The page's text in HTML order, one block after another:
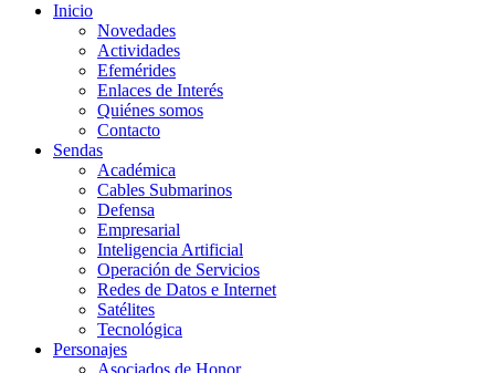
Inicio
Novedades
Actividades
Efemérides
Enlaces de Interés
Quiénes somos
Contacto
Sendas
Académica
Cables Submarinos
Defensa
Empresarial
Inteligencia Artificial
Operación de Servicios
Redes de Datos e Internet
Satélites
Tecnológica
Personajes
Asociados de Honor